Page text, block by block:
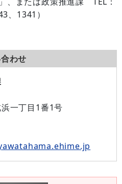
、1341）
わせ
一丁目1番1号